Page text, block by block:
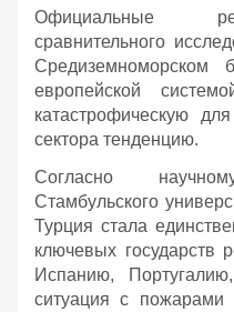
Официальные
сравнительного
Средиземноморском
европейской
катастрофическую
сектора тенденцию.
Согласно
Стамбульского
Турция стала
ключевых государств
Испанию,
ситуация с пожарами